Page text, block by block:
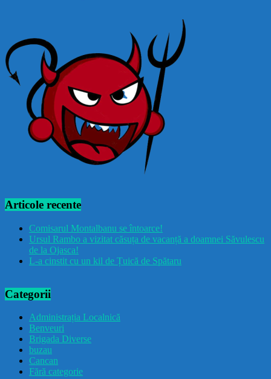
Articole recente
Comisarul Montalbanu se întoarce!
Ursul Rambo a vizitat căsuța de vacanță a doamnei Săvulescu
de la Ojasca!
L-a cinstit cu un kil de Țuică de Spătaru
Categorii
Administrația Localnică
Benveuri
Brigada Diverse
buzau
Cancan
Fără categorie